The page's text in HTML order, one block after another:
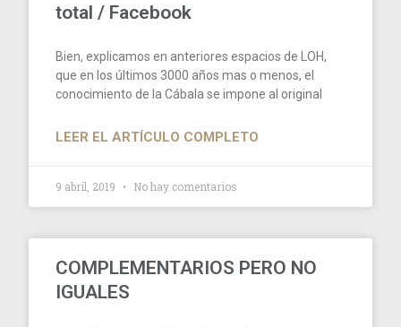
total / Facebook
Bien, explicamos en anteriores espacios de LOH,
que en los últimos 3000 años mas o menos, el
conocimiento de la Cábala se impone al original
LEER EL ARTÍCULO COMPLETO
9 abril, 2019 No hay comentarios
COMPLEMENTARIOS PERO NO
IGUALES